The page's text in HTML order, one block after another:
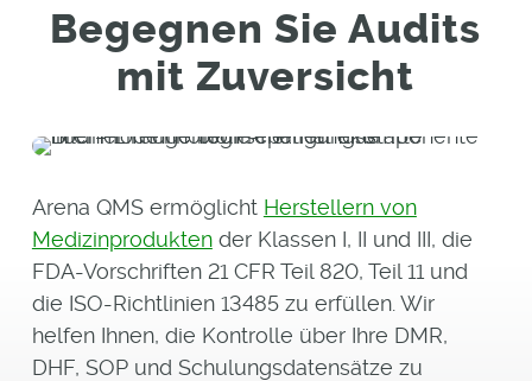
Begegnen Sie Audits
mit Zuversicht
Arena QMS ermöglicht Herstellern von
Medizinproduktender Klassen I, II und III, die
FDA-Vorschriften 21 CFR Teil 820, Teil 11 und
die ISO-Richtlinien 13485 zu erfüllen. Wir
helfen Ihnen, die Kontrolle über Ihre DMR,
DHF, SOP und Schulungsdatensätze zu